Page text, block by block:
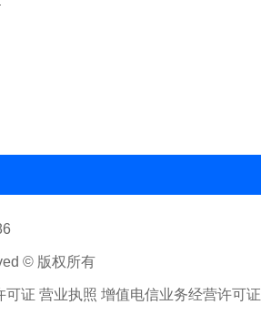
© 版权所有
证 营业执照 增值电信业务经营许可证